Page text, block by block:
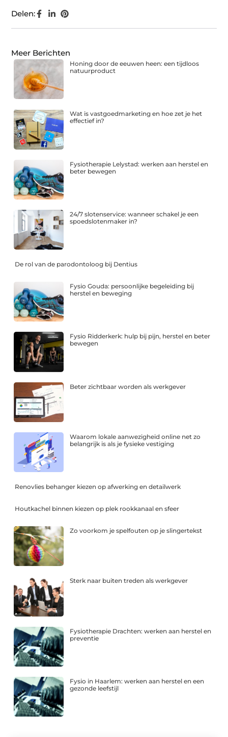
Delen:
Meer Berichten
Honing door de eeuwen heen: een tijdloos
natuurproduct
Wat is vastgoedmarketing en hoe zet je het
effectief in?
Fysiotherapie Lelystad: werken aan herstel en
beter bewegen
24/7 slotenservice: wanneer schakel je een
spoedslotenmaker in?
De rol van de parodontoloog bij Dentius
Fysio Gouda: persoonlijke begeleiding bij
herstel en beweging
Fysio Ridderkerk: hulp bij pijn, herstel en beter
bewegen
Beter zichtbaar worden als werkgever
Waarom lokale aanwezigheid online net zo
belangrijk is als je fysieke vestiging
Renovlies behanger kiezen op afwerking en detailwerk
Houtkachel binnen kiezen op plek rookkanaal en sfeer
Zo voorkom je spelfouten op je slingertekst
Sterk naar buiten treden als werkgever
Fysiotherapie Drachten: werken aan herstel en
preventie
Fysio in Haarlem: werken aan herstel en een
gezonde leefstijl